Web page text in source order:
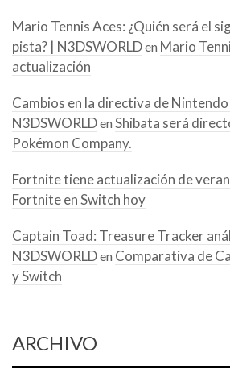
Mario Tennis Aces: ¿Quién será el
pista? | N3DSWORLDen Mario
actualización
Cambios en la directiva de Nintendo
N3DSWORLDen Shibata será
Pokémon Company.
Fortnite tiene actualización de
Fortnite en Switch hoy
Captain Toad: Treasure Tracker
N3DSWORLDen Comparativa de
y Switch
ARCHIVO